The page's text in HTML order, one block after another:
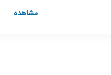
مشاهدهکانال